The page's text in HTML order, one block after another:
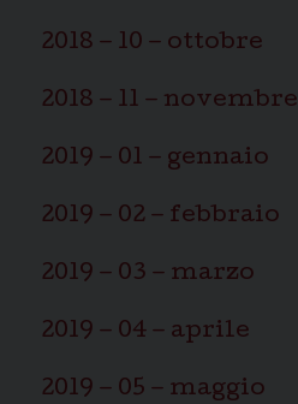
2018 – 10 – ottobre
2018 – 11 – novembre
2019 – 01 – gennaio
2019 – 02 – febbraio
2019 – 03 – marzo
2019 – 04 – aprile
2019 – 05 – maggio